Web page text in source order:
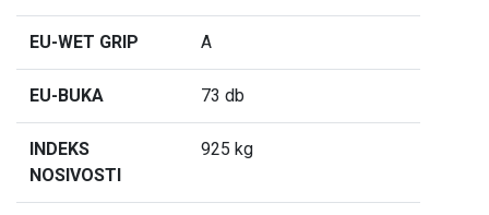
EU-WET GRIP A
EU-BUKA 73 db
INDEKS
NOSIVOSTI
925 kg